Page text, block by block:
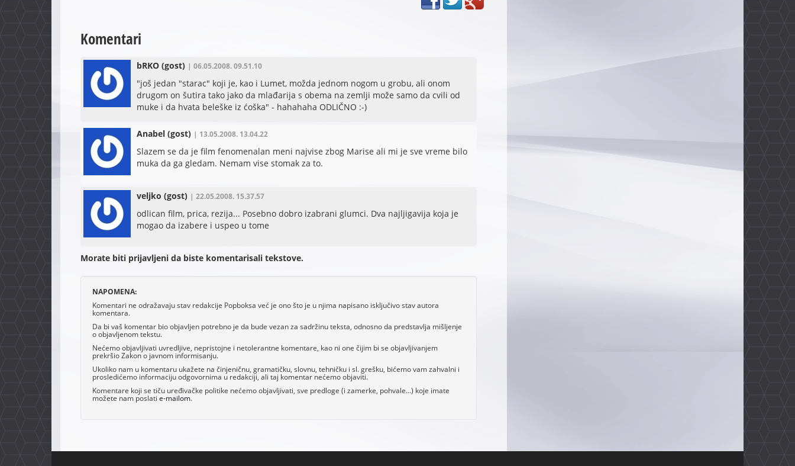
Komentari
bRKO(gost) | 06.05.2008. 09.51.10
"još jedan "starac" koji je, kao i Lumet, možda jednom nogom u grobu, ali onom
drugom on šutira tako jako da mlađarija s obema na zemlji može samo da cvili od
muke i da hvata beleške iz ćoška" - hahahaha ODLIČNO :-)
Anabel(gost) | 13.05.2008. 13.04.22
Slazem se da je film fenomenalan meni najvise zbog Marise ali mi je sve vreme bilo
muka da ga gledam. Nemam vise stomak za to.
veljko (gost) | 22.05.2008. 15.37.57
odlican film, prica, rezija... Posebno dobro izabrani glumci. Dva najljigavija koja je
mogao da izabere i uspeo u tome
Morate biti prijavljeni da biste komentarisali tekstove.
NAPOMENA:
Komentari ne odražavaju stav redakcije Popboksa već je ono što je u njima napisano isključivo stav autora
komentara.
Da bi vaš komentar bio objavljen potrebno je da bude vezan za sadržinu teksta, odnosno da predstavlja mišljenje
o objavljenom tekstu.
Nećemo objavljivati uvredljive, nepristojne i netolerantne komentare, kao ni one čijim bi se objavljivanjem
prekršio Zakon o javnom informisanju.
Ukoliko nam u komentaru ukažete na činjeničnu, gramatičku, slovnu, tehničku i sl. grešku, bićemo vam zahvalni i
prosledićemo informaciju odgovornima u redakciji, ali taj komentar nećemo objaviti.
Komentare koji se tiču uređivačke politike nećemo objavljivati, sve predloge (i zamerke, pohvale...) koje imate
možete nam poslati e-mailom.